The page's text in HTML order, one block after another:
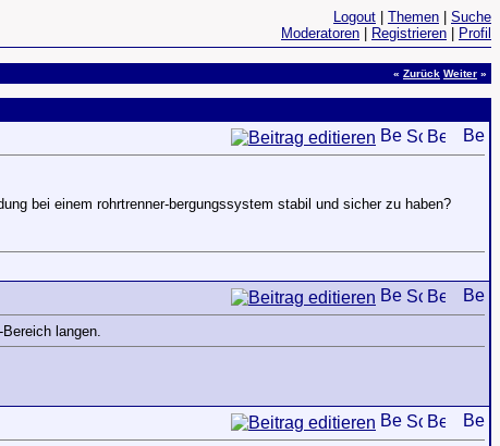
Logout Themen
Suche
Moderatoren
Registrieren Profil
« Zurück Weiter »
bei einem rohrtrenner-bergungssystem stabil und sicher zu haben?
langen.